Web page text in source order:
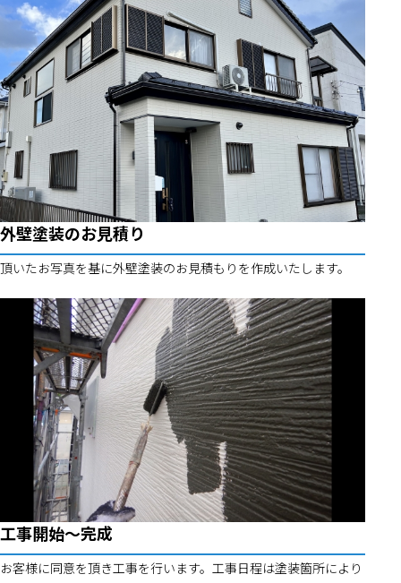
外壁塗装のお見積り
頂いたお写真を基に外壁塗装のお見積もりを作成いたします。
工事開始～完成
お客様に同意を頂き工事を行います。工事日程は塗装箇所により